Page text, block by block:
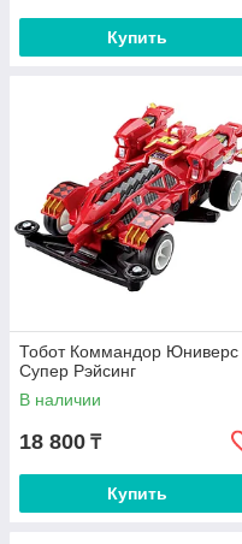
Купить
Тобот Коммандор Юниверс
Супер Рэйсинг
В наличии
18 800 ₸
Купить